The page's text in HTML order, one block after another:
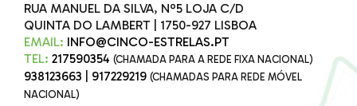
RUA MANUEL DA SILVA, Nº5 LOJA C/D
QUINTA DO LAMBERT | 1750-927 LISBOA
EMAIL: INFO@CINCO-ESTRELAS.PT
TEL: 217590354 (CHAMADA PARA A REDE FIXA NACIONAL)
938123663 917229219 (CHAMADAS PARA REDE MÓVEL
NACIONAL)